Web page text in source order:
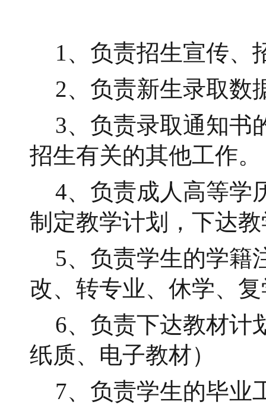
1、负责招生宣传、
2、负责新生录取数
3、负责录取通知书
招生有关的其他工作。
4、负责成人高等学
制定教学计划，下达
5、负责学生的学籍
改、转专业、休学、
6、负责下达教材计
纸质、电子教材）
7、负责学生的毕业